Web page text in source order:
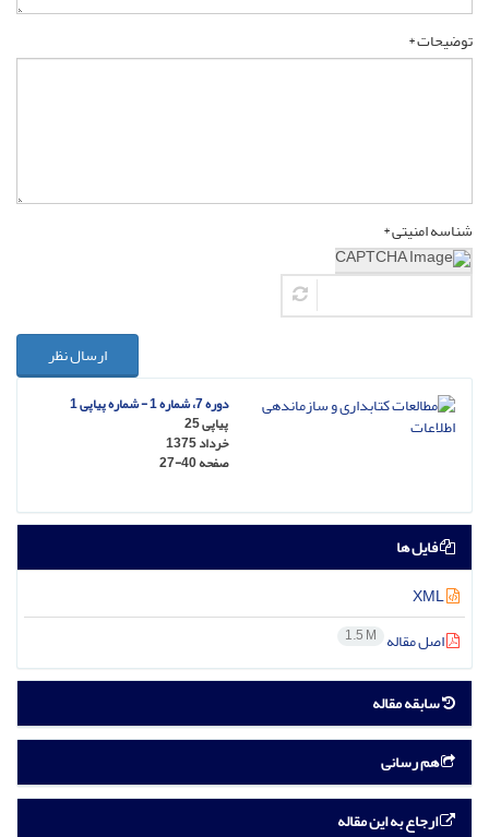
توضیحات *
شناسه امنیتی *
ارسال نظر
دوره 7، شماره 1 - شماره پیاپی 1
پیاپی 25
خرداد 1375
صفحه27-40
فایل ها
اصل مقاله 1.5 M
سابقه مقاله
هم رسانی
ارجاع به این مقاله